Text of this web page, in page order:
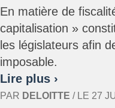
En matière de
capitalisation »
les législateurs afin
imposable.
Lire plus ›
PAR DELOITTE / LE 27